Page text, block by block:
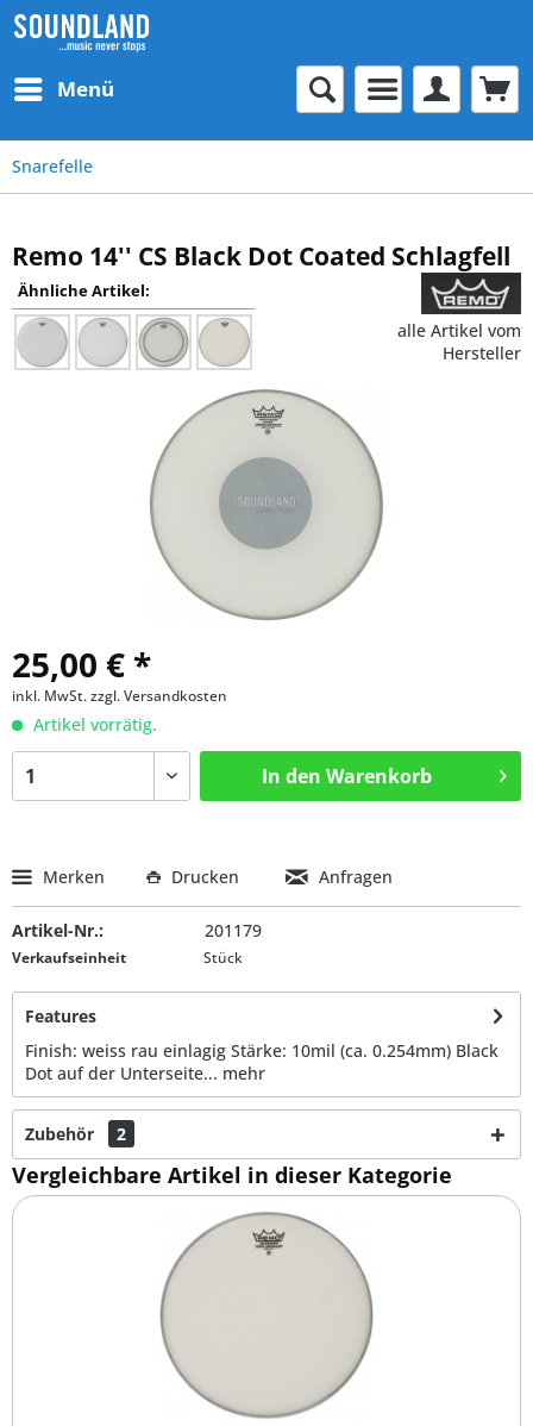
Menü
Snarefelle
Remo 14'' CS Black Dot Coated Schlagfell
Ähnliche Artikel:
alle Artikel vom
Hersteller
25,00 € *
inkl. MwSt.zzgl. Versandkosten
Artikel vorrätig.
In den Warenkorb
Merken Drucken Anfragen
Artikel-Nr.: 201179
Verkaufseinheit Stück
Features
Finish: weiss rau einlagig Stärke: 10mil (ca. 0.254mm) Black
Dot auf der Unterseite... mehr
Zubehör 2
Vergleichbare Artikel in dieser Kategorie